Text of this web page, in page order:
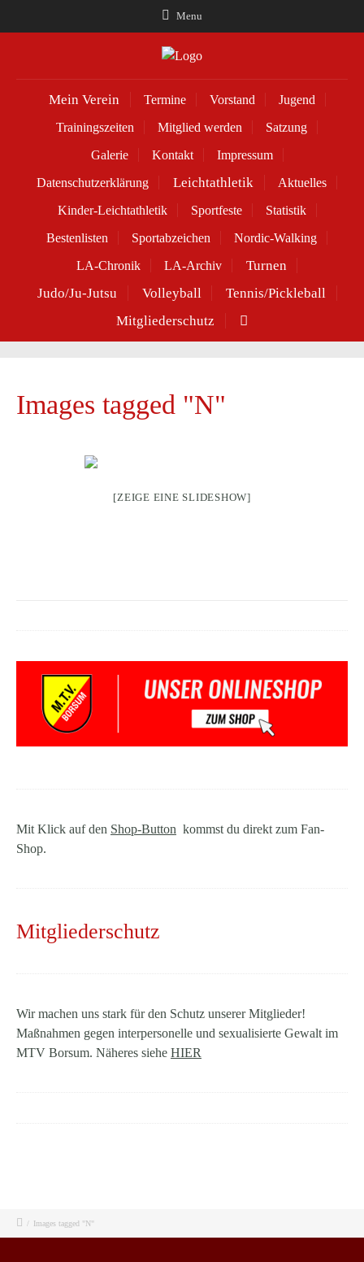
Menu
Mein Verein Termine Vorstand
Jugend
Trainingszeiten
Mitglied werden
Satzung
Galerie
Kontakt
Impressum
Datenschutzerklärung
Leichtathletik
Aktuelles
Kinder-Leichtathletik
Sportfeste
Statistik
Bestenlisten
Sportabzeichen
Nordic-Walking
LA-Chronik
LA-Archiv
Turnen
Judo/Ju-Jutsu
Volleyball
Tennis/Pickleball
Mitgliederschutz
Images tagged "N"
[ZEIGE EINE SLIDESHOW]
Mit Klick auf den Shop-Button kommst du direkt zum Fan-
Shop.
Mitgliederschutz
Wir machen uns stark für den Schutz unserer Mitglieder!
Maßnahmen gegen interpersonelle und sexualisierte Gewalt im
MTV Borsum. Näheres siehe HIER
/ Images tagged "N"